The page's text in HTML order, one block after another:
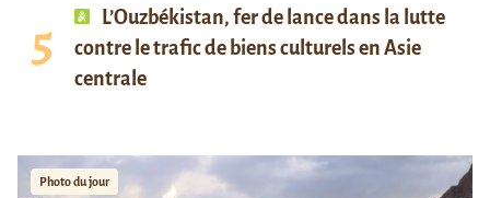
L’Ouzbékistan, fer de lance dans la lutte
contre le trafic de biens culturels en Asie
centrale
Photo du jour